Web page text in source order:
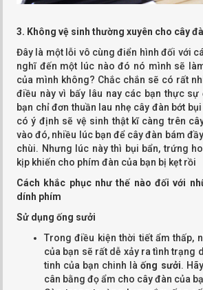
3. Không vệ sinh thường xuyên cho cây
Đây là một lỗi vô cùng điển hình đối với
nghĩ đến một lúc nào đó nó mình sẽ
của mình không? Chắc chắn sẽ có rất
điều này vì bấy lâu nay các bạn thực
bạn chỉ đơn thuần lau nhẹ cây đàn bớt
có ý định sẽ vệ sinh thật kĩ càng trên
vào đó, nhiều lúc bạn để cây đàn bám
chùi. Nhưng lúc này thì bụi bẩn, trứng
kịp khiến cho phím đàn của bạn bị kẹt rồi
Cách khắc phục như thế nào đối với
dính phím
Sử dụng ống sưởi
Trong điều kiện thời tiết ẩm thấp,
của bạn sẽ rất dễ xảy ra tình trạng
tinh của bạn chinh làống sưởi.
cân bằng đọ ẩm cho cây đàn của